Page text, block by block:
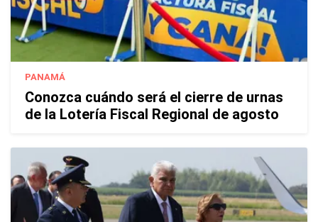
PANAMÁ
Conozca cuándo será el cierre de urnas
de la Lotería Fiscal Regional de agosto